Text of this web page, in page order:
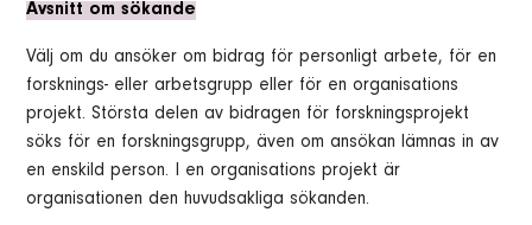
Avsnitt om sökande
Välj om du ansöker om bidrag för personligt arbete, för en
forsknings- eller arbetsgrupp eller för en organisations
projekt. Största delen av bidragen för forskningsprojekt
söks för en forskningsgrupp, även om ansökan lämnas in av
en enskild person. I en organisations projekt är
organisationen den huvudsakliga sökanden.